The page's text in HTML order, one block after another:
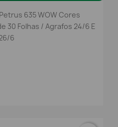
635 WOW Cores
30 Folhas / Agrafos 24/6 E
6